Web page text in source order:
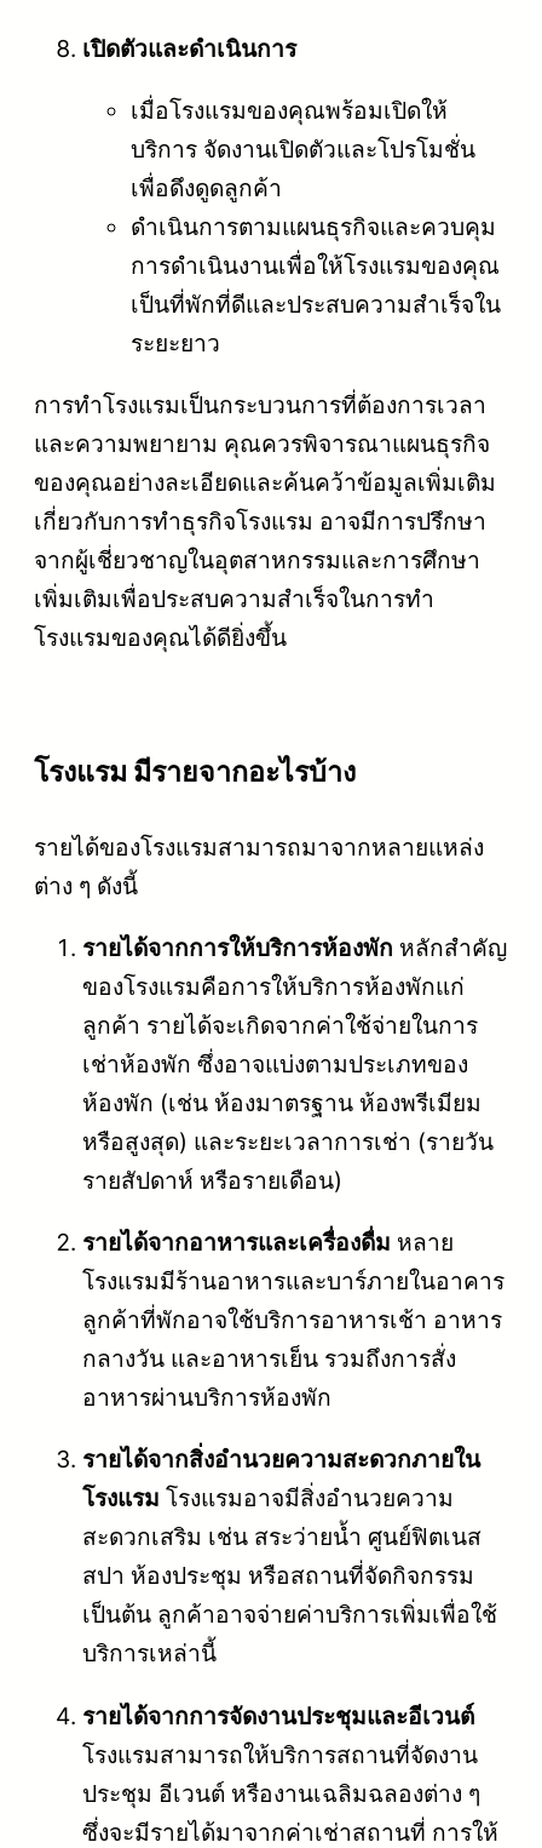
เปิดตัวและดำเนินการ
เมื่อโรงแรมของคุณพร้อมเปิดให้
บริการ จัดงานเปิดตัวและโปรโมชั่น
เพื่อดึงดูดลูกค้า
ดำเนินการตามแผนธุรกิจและควบคุม
การดำเนินงานเพื่อให้โรงแรมของคุณ
เป็นที่พักที่ดีและประสบความสำเร็จใน
ระยะยาว
การทำโรงแรมเป็นกระบวนการที่ต้องการเวลา
และความพยายาม คุณควรพิจารณาแผนธุรกิจ
ของคุณอย่างละเอียดและค้นคว้าข้อมูลเพิ่มเติม
เกี่ยวกับการทำธุรกิจโรงแรม อาจมีการปรึกษา
จากผู้เชี่ยวชาญในอุตสาหกรรมและการศึกษา
เพิ่มเติมเพื่อประสบความสำเร็จในการทำ
โรงแรมของคุณได้ดียิ่งขึ้น
โรงแรม มีรายจากอะไรบ้าง
รายได้ของโรงแรมสามารถมาจากหลายแหล่ง
ต่าง ๆ ดังนี้
รายได้จากการให้บริการห้องพัก หลักสำคัญ
ของโรงแรมคือการให้บริการห้องพักแก่
ลูกค้า รายได้จะเกิดจากค่าใช้จ่ายในการ
เช่าห้องพัก ซึ่งอาจแบ่งตามประเภทของ
ห้องพัก (เช่น ห้องมาตรฐาน ห้องพรีเมียม
หรือสูงสุด) และระยะเวลาการเช่า (รายวัน
รายสัปดาห์ หรือรายเดือน)
รายได้จากอาหารและเครื่องดื่ม หลาย
โรงแรมมีร้านอาหารและบาร์ภายในอาคาร
ลูกค้าที่พักอาจใช้บริการอาหารเช้า อาหาร
กลางวัน และอาหารเย็น รวมถึงการสั่ง
อาหารผ่านบริการห้องพัก
รายได้จากสิ่งอำนวยความสะดวกภายใน
โรงแรม โรงแรมอาจมีสิ่งอำนวยความ
สะดวกเสริม เช่น สระว่ายน้ำ ศูนย์ฟิตเนส
สปา ห้องประชุม หรือสถานที่จัดกิจกรรม
เป็นต้น ลูกค้าอาจจ่ายค่าบริการเพิ่มเพื่อใช้
บริการเหล่านี้
รายได้จากการจัดงานประชุมและอีเวนต์
โรงแรมสามารถให้บริการสถานที่จัดงาน
ประชุม อีเวนต์ หรืองานเฉลิมฉลองต่าง ๆ
ซึ่งจะมีรายได้มาจากค่าเช่าสถานที่ การให้